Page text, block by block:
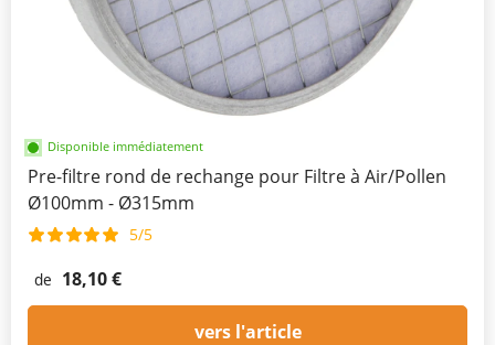
Disponible immédiatement
Pre-filtre rond de rechange pour Filtre à Air/Pollen
Ø100mm - Ø315mm
5/5
de 18,10 €
vers l'article